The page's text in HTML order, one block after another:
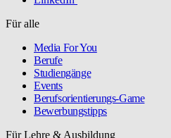
Für alle
Media For You
Berufe
Studiengänge
Events
Berufsorientierungs-Game
Bewerbungstipps
Für Lehre & Ausbildung